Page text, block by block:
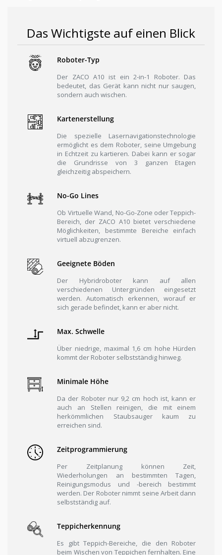
Das Wichtigste auf einen Blick
Roboter-Typ
Der ZACO A10 ist ein 2-in-1 Roboter. Das
bedeutet, das Gerät kann nicht nur saugen,
sondern auch wischen.
Kartenerstellung
Die spezielle Lasernavigationstechnologie
ermöglicht es dem Roboter, seine Umgebung
in Echtzeit zu kartieren. Dabei kann er sogar
die Grundrisse von 3 ganzen Etagen
gleichzeitig abspeichern.
No-Go Lines
Ob Virtuelle Wand, No-Go-Zone oder Teppich-
Bereich, der ZACO A10 bietet verschiedene
Möglichkeiten, bestimmte Bereiche einfach
virtuell abzugrenzen.
Geeignete Böden
Der Hybridroboter kann auf allen
verschiedenen Untergründen eingesetzt
werden. Automatisch erkennen, worauf er
sich gerade befindet, kann er aber nicht.
Max. Schwelle
Über niedrige, maximal 1,6 cm hohe Hürden
kommt der Roboter selbstständig hinweg.
Minimale Höhe
Da der Roboter nur 9,2 cm hoch ist, kann er
auch an Stellen reinigen, die mit einem
herkömmlichen Staubsauger kaum zu
erreichen sind.
Zeitprogrammierung
Per Zeitplanung können Zeit,
Wiederholungen an bestimmten Tagen,
Reinigungsmodus und -bereich bestimmt
werden. Der Roboter nimmt seine Arbeit dann
selbstständig auf.
Teppicherkennung
Es gibt Teppich-Bereiche, die den Roboter
beim Wischen von Teppichen fernhalten. Eine